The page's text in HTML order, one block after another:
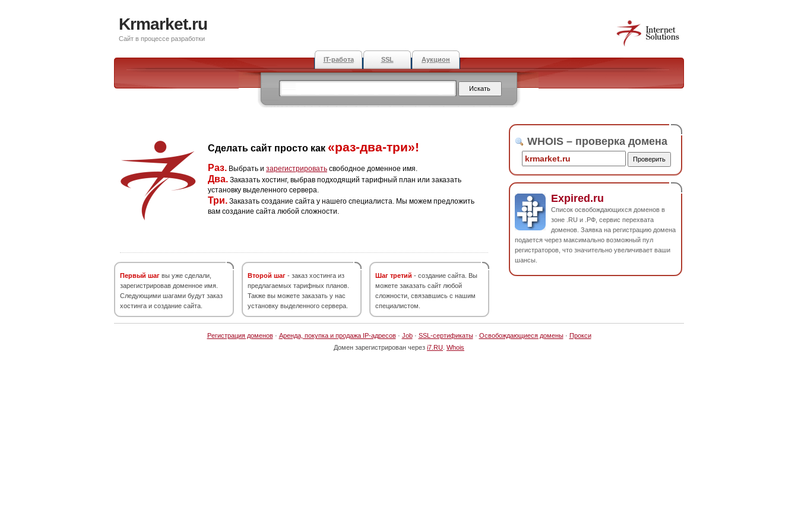
Krmarket.ru
Сайт в процессе разработки
IT-работа SSL Аукцион
Сделать сайт просто как «раз-два-три»!
Раз. Выбрать и зарегистрировать свободное доменное имя.
Два. Заказать хостинг, выбрав подходящий тарифный план или заказать
установку выделенного сервера.
Три. Заказать создание сайта у нашего специалиста. Мы можем предложить
вам создание сайта любой сложности.
Первый шаг вы уже сделали,
зарегистрировав доменное имя.
Следующими шагами будут заказ
хостинга и создание сайта.
Второй шаг - заказ хостинга из
предлагаемых тарифных планов.
Также вы можете заказать у нас
установку выделенного сервера.
Шаг третий - создание сайта. Вы
можете заказать сайт любой
сложности, связавшись с нашим
специалистом.
WHOIS – проверка домена
Expired.ru
Список освобождающихся доменов в
зоне .RU и .РФ, сервис перехвата
доменов. Заявка на регистрацию домена
подается через максимально возможный пул
регистраторов, что значительно увеличивает ваши
шансы.
Регистрация доменов· Аренда, покупка и продажа IP-адресов· Job· SSL-сертификаты· Освобождающиеся домены· Прокси
Домен зарегистрирован через i7.RU Whois